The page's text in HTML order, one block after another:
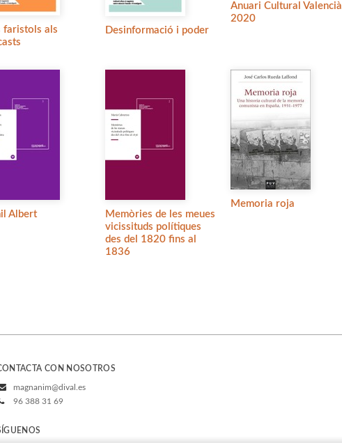
faristols als
Desinformació i poder
Anuari Cultural Valencià
2020
Albert
Memòries de les meues
vicissituds polítiques
des del 1820 fins al
1836
Memoria roja
CON NOSOTROS
magnanim@dival.es
96 388 31 69